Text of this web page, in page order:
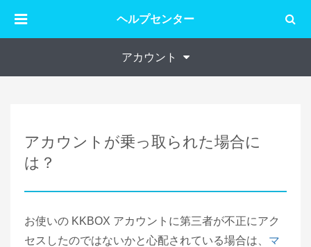
ヘルプセンター
アカウント
アカウントが乗っ取られた場合に
は？
お使いの KKBOX アカウントに第三者が不正にアク
セスしたのではないかと心配されている場合は、 マ